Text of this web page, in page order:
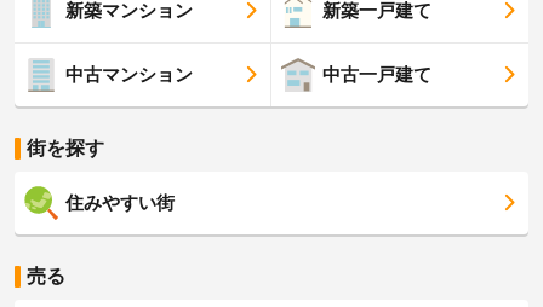
新築マンション 新築一戸建て
中古マンション 中古一戸建て
街を探す
住みやすい街
売る